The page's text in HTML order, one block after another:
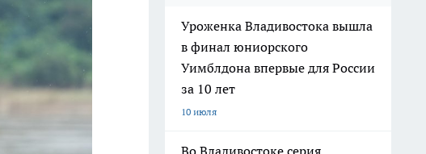
Уроженка Владивостока вышла
в финал юниорского
Уимблдона впервые для России
за 10 лет
10 июля
Во Владивостоке серия